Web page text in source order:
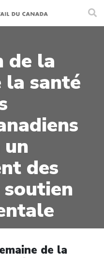
de la
la santé
des
soutien
de la